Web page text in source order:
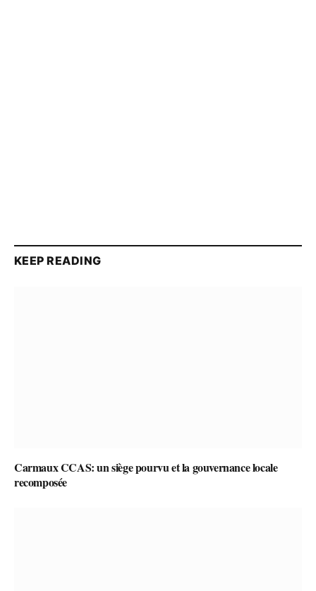
KEEP READING
Carmaux CCAS: un siège pourvu et la gouvernance locale
recomposée